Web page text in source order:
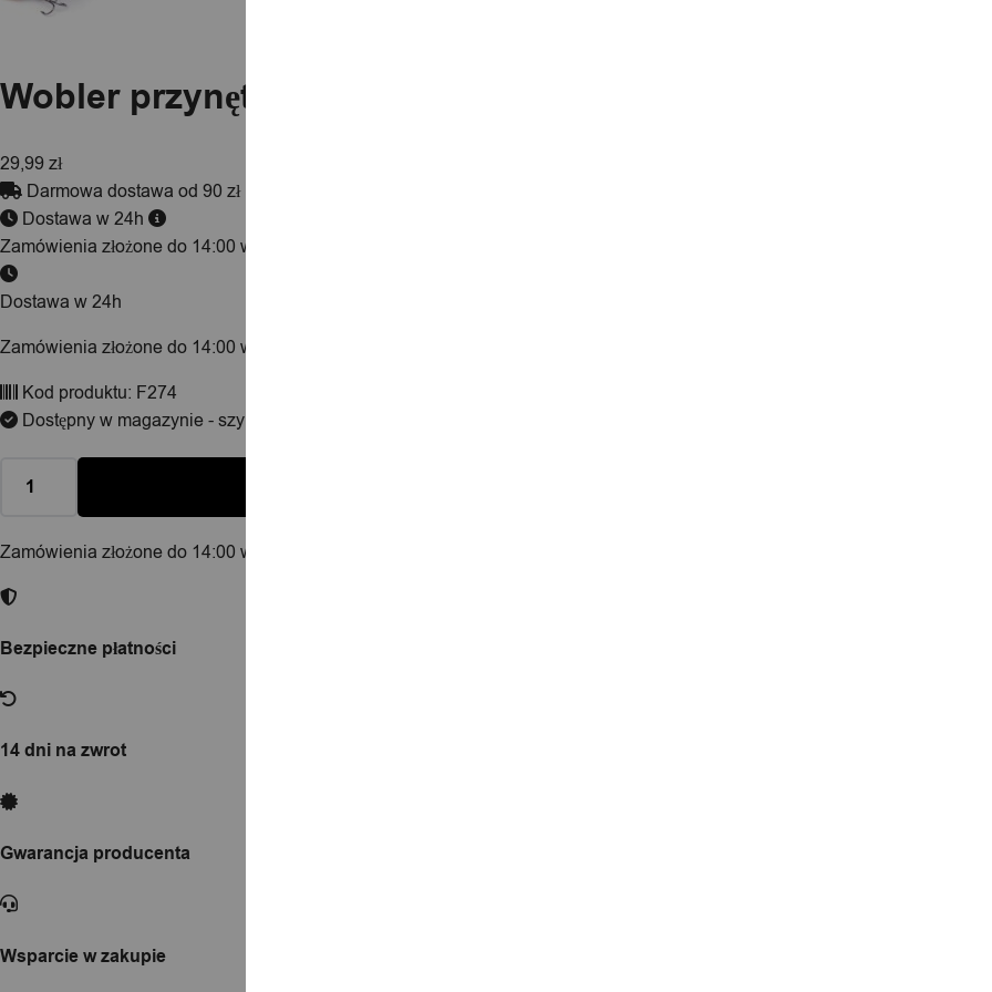
Wobler przynęta wędkarska szczupak sandacz sum okoń
29,99zł
Darmowa dostawa od 90 zł
Dostawa w 24h
Zamówienia złożone do 14:00 wysyłamy tego samego dnia.
Dostawa w 24h
Zamówienia złożone do 14:00 wysyłamy tego samego dnia.
Kod produktu: F274
Dostępny w magazynie - szybka dostawa
Zamówienia złożone do 14:00 w dni robocze wysyłamy tego samego dnia.
Bezpieczne płatności
14 dni na zwrot
Gwarancja producenta
Wsparcie w zakupie